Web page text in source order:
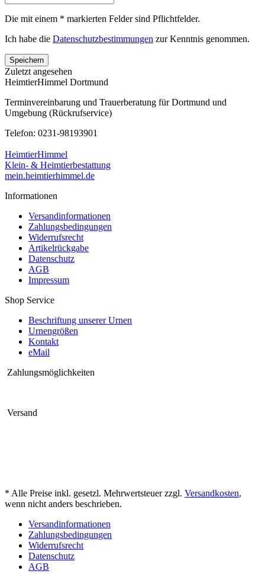
Die mit einem * markierten Felder sind Pflichtfelder.
Ich habe die Datenschutzbestimmungen zur Kenntnis genommen.
Speichern
Zuletzt angesehen
HeimtierHimmel Dortmund
Terminvereinbarung und Trauerberatung für Dortmund und
Umgebung (Rückrufservice)
Telefon: 0231-98193901
HeimtierHimmel
Klein- & Heimtierbestattung
mein.heimtierhimmel.de
Informationen
Versandinformationen
Zahlungsbedingungen
Widerrufsrecht
Artikelrückgabe
Datenschutz
AGB
Impressum
Shop Service
Beschriftung unserer Urnen
Urnengrößen
Kontakt
eMail
Zahlungsmöglichkeiten
Versand
* Alle Preise inkl. gesetzl. Mehrwertsteuer zzgl. Versandkosten,
wenn nicht anders beschrieben.
Versandinformationen
Zahlungsbedingungen
Widerrufsrecht
Datenschutz
AGB